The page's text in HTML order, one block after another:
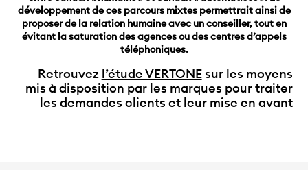
développement de ces parcours mixtes permettrait ainsi de
proposer de la relation humaine avec un conseiller, tout en
évitant la saturation des agences ou des centres d’appels
téléphoniques.
Retrouvez l’étude VERTONEsur les moyens
mis à disposition par les marques pour traiter
les demandes clients et leur mise en avant